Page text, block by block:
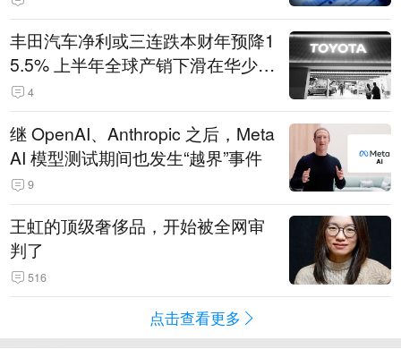
丰田汽车净利或三连跌本财年预降1
5.5% 上半年全球产销下滑在华少卖
14.3万辆
4
继 OpenAI、Anthropic 之后，Meta
AI 模型测试期间也发生“越界”事件
9
王虹的顶级奢侈品，开始被全网审
判了
516
点击查看更多